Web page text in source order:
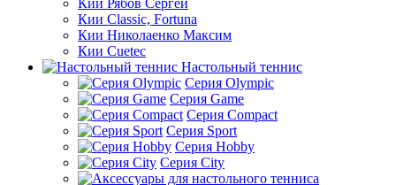
Кии Classic, Fortuna
Кии Николаенко Максим
Кии Cuetec
Настольный теннис
Серия Olympic
Серия Game
Серия Compact
Серия Sport
Серия Hobby
Серия City